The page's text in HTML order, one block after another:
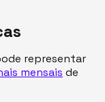
representar
mensais de